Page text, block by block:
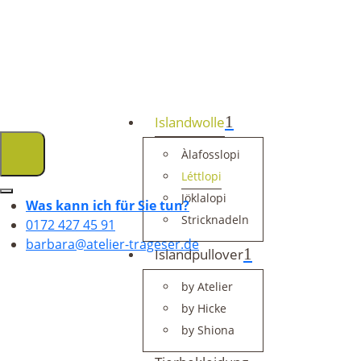
Islandwolle
Àlafosslopi
Léttlopi
Jöklalopi
Stricknadeln
Islandpullover
by Atelier
by Hicke
by Shiona
Was kann ich für Sie tun?
0172 427 45 91
barbara@atelier-trageser.de